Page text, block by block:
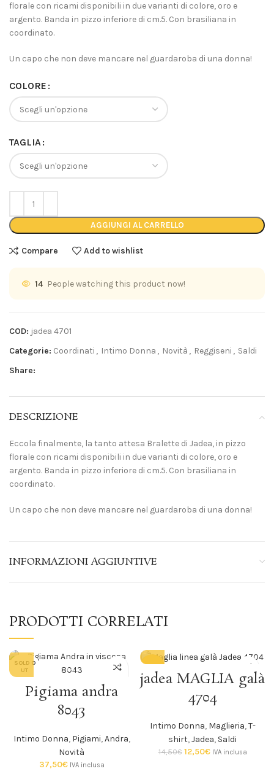
florale con ricami disponibili in due varianti di colore, oro e
argento. Banda in pizzo inferiore di cm.5. Con brasiliana in
coordinato.
Un capo che non deve mancare nel guardaroba di una donna!
COLORE
TAGLIA
AGGIUNGI AL CARRELLO
Compare Add to wishlist
14 People watching this product now!
COD: jadea 4701
Categorie: Coordinati , Intimo Donna , Novità , Reggiseni , Saldi
Share:
DESCRIZIONE
Eccola finalmente, la tanto attesa Bralette di Jadea, in pizzo
florale con ricami disponibili in due varianti di colore, oro e
argento. Banda in pizzo inferiore di cm.5. Con brasiliana in
coordinato.
Un capo che non deve mancare nel guardaroba di una donna!
INFORMAZIONI AGGIUNTIVE
PRODOTTI CORRELATI
SOLD O
UT
Pigiama andra
8043
Intimo Donna, Pigiami,Andra,
Novità
37,50€ IVA inclusa
-14%
jadea MAGLIA galà
4704
Intimo Donna, Maglieria,T-
shirt,Jadea, Saldi
14,50€ 12,50€ IVA inclusa